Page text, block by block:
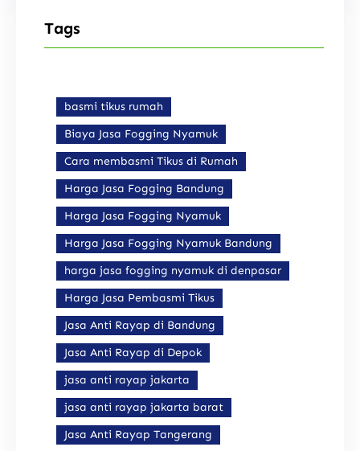
Tags
basmi tikus rumah
Biaya Jasa Fogging Nyamuk
Cara membasmi Tikus di Rumah
Harga Jasa Fogging Bandung
Harga Jasa Fogging Nyamuk
Harga Jasa Fogging Nyamuk Bandung
harga jasa fogging nyamuk di denpasar
Harga Jasa Pembasmi Tikus
Jasa Anti Rayap di Bandung
Jasa Anti Rayap di Depok
jasa anti rayap jakarta
jasa anti rayap jakarta barat
Jasa Anti Rayap Tangerang